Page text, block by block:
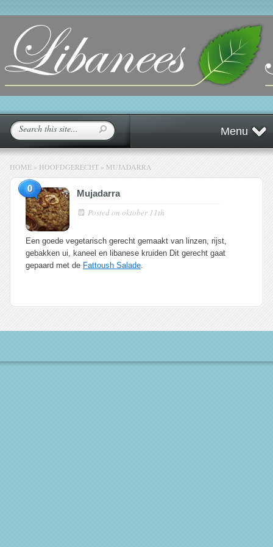
Menu
HOME » HOOFDGERECHT » MUJADARRA
0 Mujadarra
Posted on oktober 11th
Een goede vegetarisch gerecht gemaakt van linzen, rijst,
gebakken ui, kaneel en libanese kruiden Dit gerecht gaat
gepaard met de Fattoush Salade.